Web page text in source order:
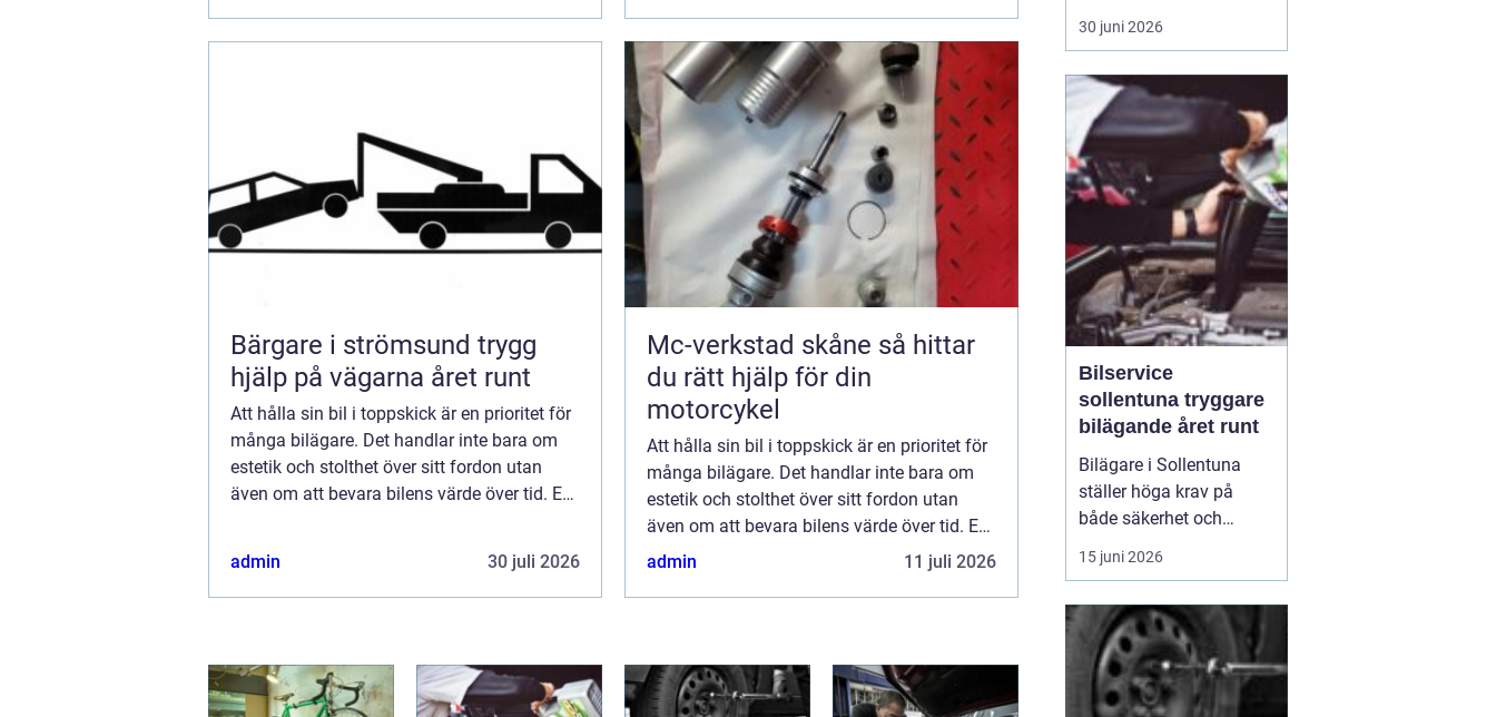
Bärgare i strömsund trygg
hjälp på vägarna året runt
Att hålla sin bil i toppskick är en prioritet för
många bilägare. Det handlar inte bara om
estetik och stolthet över sitt fordon utan
även om att bevara bilens värde över tid. En
admin
30 juli 2026
Mc-verkstad skåne så hittar
du rätt hjälp för din
motorcykel
Att hålla sin bil i toppskick är en prioritet för
många bilägare. Det handlar inte bara om
estetik och stolthet över sitt fordon utan
även om att bevara bilens värde över tid. En
av de mest utsatta delar...
admin 11 juli 2026
har cykeln blivit en viktig
del av vardagen för
fritid. En bracykelaffär
Linköpingkan göra ...
30 juni 2026
Bilservice
sollentuna tryggare
bilägande året runt
Bilägare i Sollentuna
ställer höga krav på
både säkerhet och
komfort. Vägarna växlar
mellan motorväg,
smågator med gupp och
trottoarkanter. För att
bilen ska hålla över tid
och vara säker för både
15 juni 2026